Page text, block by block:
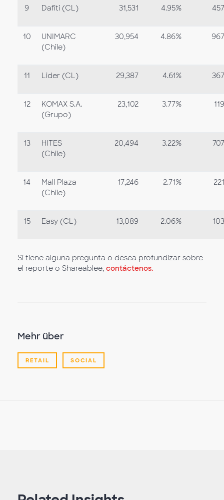
9 Dafiti (CL) 31,531 4.95% 457
10
UNIMARC
(Chile)
30,954 4.86% 967
11 Lider (CL) 29,387 4.61% 367
12
KOMAX S.A.
(Grupo)
23,102 3.77% 119
13
HITES
(Chile)
20,494 3.22% 707
14
Mall Plaza
(Chile)
17,246 2.71% 221
15 Easy (CL) 13,089 2.06% 103
Si tiene alguna pregunta o desea profundizar sobre
el reporte o Shareablee, contáctenos.
Mehr über
RETAIL SOCIAL